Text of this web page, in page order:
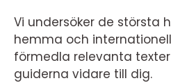
Vi undersöker de största
hemma och
förmedla relevanta
guiderna vidare till dig.